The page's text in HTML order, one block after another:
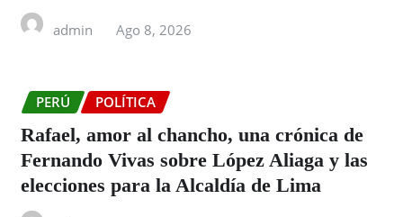
admin Ago 8, 2026
PERÚ POLÍTICA
Rafael, amor al chancho, una crónica de
Fernando Vivas sobre López Aliaga y las
elecciones para la Alcaldía de Lima